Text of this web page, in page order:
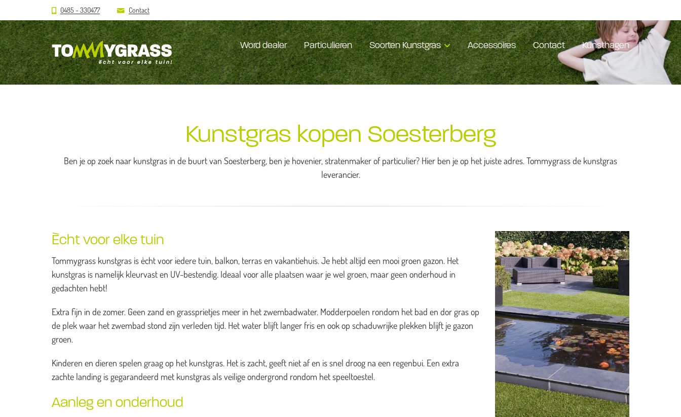
0485 - 330477 Contact
Word dealer Particulieren Soorten Kunstgras Accessoires Contact Kunsthagen
Kunstgras kopen Soesterberg
Ben je op zoek naar kunstgras in de buurt van Soesterberg, ben je hovenier, stratenmaker of particulier? Hier ben je op het juiste adres. Tommygrass de kunstgras
leverancier.
Ècht voor elke tuin
Tommygrass kunstgras is ècht voor iedere tuin, balkon, terras en vakantiehuis. Je hebt altijd een mooi groen gazon. Het
kunstgras is namelijk kleurvast en UV-bestendig. Ideaal voor alle plaatsen waar je wel groen, maar geen onderhoud in
gedachten hebt!
Extra fijn in de zomer. Geen zand en grassprietjes meer in het zwembadwater. Modderpoelen rondom het bad en dor gras op
de plek waar het zwembad stond zijn verleden tijd. Het water blijft langer fris en ook op schaduwrijke plekken blijft je gazon
groen.
Kinderen en dieren spelen graag op het kunstgras. Het is zacht, geeft niet af en is snel droog na een regenbui. Een extra
zachte landing is gegarandeerd met kunstgras als veilige ondergrond rondom het speeltoestel.
Aanleg en onderhoud